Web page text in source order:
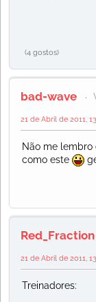
(4 gostos)
bad-wave
21 de Abril de 2011,
Não me
como este
Red_Fraction
21 de Abril de 2011,
Treinadores: